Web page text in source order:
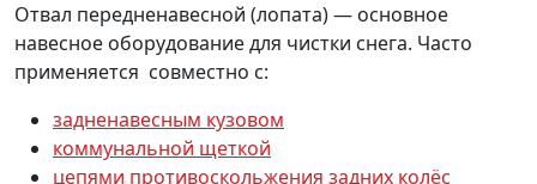
Отвал передненавесной (лопата) — основное
навесное оборудование для чистки снега. Часто
применяется совместно с:
задненавесным кузовом
коммунальной щеткой
цепями противоскольжения задних колёс